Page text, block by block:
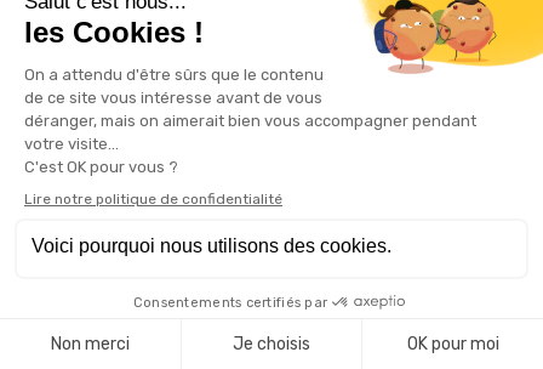
commerçants (APAC)
Appel à candidatures locaux commerciaux
Rétrocession de bail commercial
Les commerces de Puteaux sur Instagram
Attribution d'aides pour l'embellissement des
commerces
Enseignes et publicité
Les dimanches du maire
Santé & Solidarité
Santé et soins médicaux